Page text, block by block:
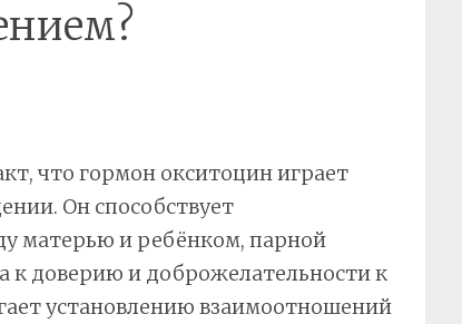
что гормон окситоцин играет
Он способствует
матерью и ребёнком, парной
к доверию и доброжелательности к
установлению взаимоотношений